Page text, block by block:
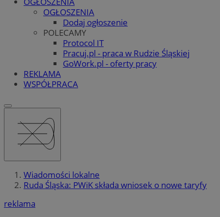
OGŁOSZENIA
Dodaj ogłoszenie
POLECAMY
Protocol IT
Pracuj.pl - praca w Rudzie Śląskiej
GoWork.pl - oferty pracy
REKLAMA
WSPÓŁPRACA
Wiadomości lokalne
Ruda Śląska: PWiK składa wniosek o nowe taryfy
reklama